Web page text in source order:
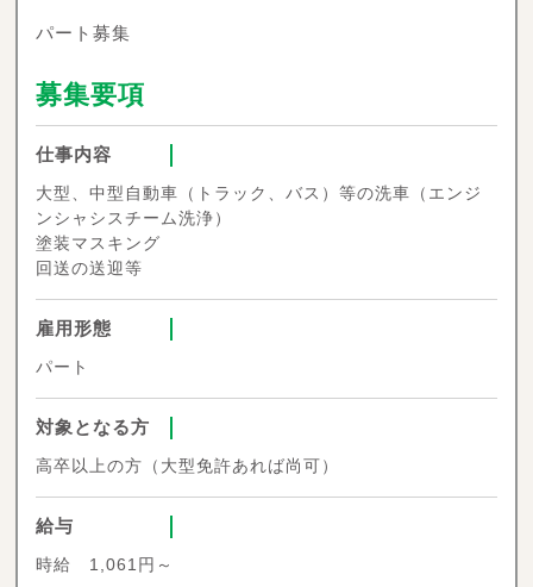
パート募集
募集要項
仕事内容
大型、中型自動車（トラック、バス）等の洗車（エンジ
ンシャシスチーム洗浄）
塗装マスキング
回送の送迎等
雇用形態
パート
対象となる方
高卒以上の方（大型免許あれば尚可）
給与
時給 1,061円～